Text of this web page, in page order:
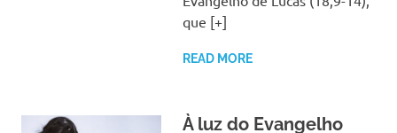
que [+]
READ MORE
À luz do Evangelho